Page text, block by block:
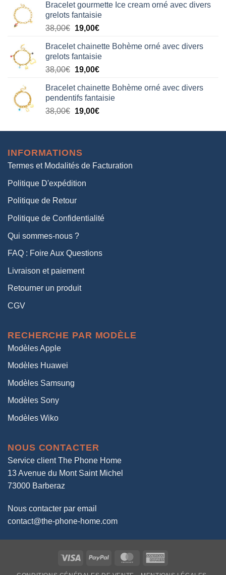
initial
était :
38,00€.
actuel
est :
19,00€.
Bracelet gourmette Ice cream orné avec divers
grelots fantaisie
38,00€ Le
initial
était :
38,00€.
19,00€Le
actuel
est :
19,00€.
Bracelet chainette Bohème orné avec divers
grelots fantaisie
38,00€ Le
initial
était :
38,00€.
19,00€Le
actuel
est :
19,00€.
Bracelet chainette Bohème orné avec divers
pendentifs fantaisie
38,00€ Le
initial
38,00€.
19,00€Le
actuel
INFORMATIONS
Termes et Modalités de Facturation
Politique D'expédition
Politique de Retour
Politique de Confidentialité
Qui sommes-nous ?
FAQ : Foire Aux Questions
Livraison et paiement
Retourner un produit
CGV
RECHERCHE PAR MODÈLE
Modèles Apple
Modèles Huawei
Modèles Samsung
Modèles Sony
Modèles Wiko
NOUS CONTACTER
Service client The Phone Home
13 Avenue du Mont Saint Michel
73000 Barberaz
Nous contacter par email
contact@the-phone-home.com
Visa PayPal MasterCard